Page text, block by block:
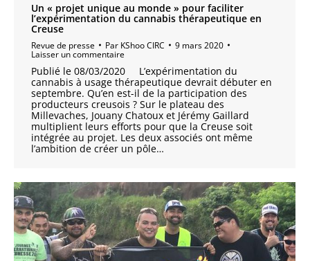
Un « projet unique au monde » pour faciliter
l’expérimentation du cannabis thérapeutique en
Creuse
Revue de presse Par KShoo CIRC 9 mars 2020
Laisser un commentaire
Publié le 08/03/2020 L’expérimentation du
cannabis à usage thérapeutique devrait débuter en
septembre. Qu’en est-il de la participation des
producteurs creusois ? Sur le plateau des
Millevaches, Jouany Chatoux et Jérémy Gaillard
multiplient leurs efforts pour que la Creuse soit
intégrée au projet. Les deux associés ont même
l’ambition de créer un pôle…